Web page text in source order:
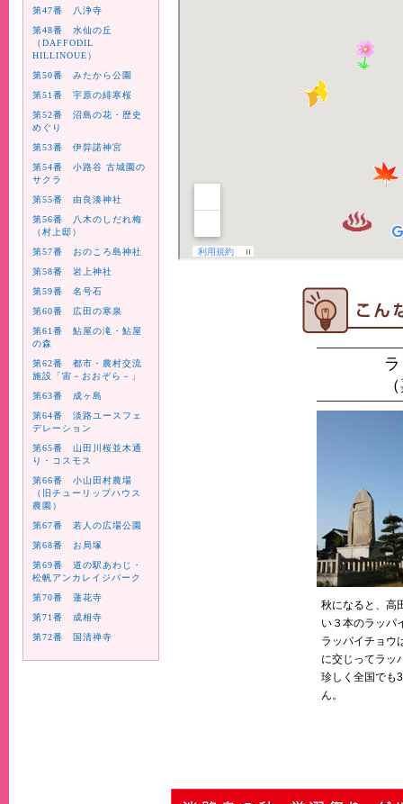
第47番 八浄寺
第48番 水仙の丘
（DAFFODIL
HILLINOUE）
第50番 みたから公園
第51番 宇原の緋寒桜
第52番 沼島の花・歴史
めぐり
第53番 伊弉諾神宮
第54番 小路谷 古城園の
サクラ
第55番 由良湊神社
第56番 八木のしだれ梅
（村上邸）
第57番 おのころ島神社
第58番 岩上神社
第59番 名号石
第60番 広田の寒泉
第61番 鮎屋の滝・鮎屋
の森
第62番 都市・農村交流
施設「宙－おおぞら－」
第63番 成ヶ島
第64番 淡路ユースフェ
デレーション
第65番 山田川桜並木通
り・コスモス
第66番 小山田村農場
（旧チューリップハウス
農園）
第67番 若人の広場公園
第68番 お局塚
第69番 道の駅あわじ・
松帆アンカレイジパーク
第70番 蓮花寺
第71番 成相寺
第72番 国清禅寺
秋になると、高
い３本のラッパ
ラッパイチョウ
に交じってラッ
珍しく全国でも
ん。